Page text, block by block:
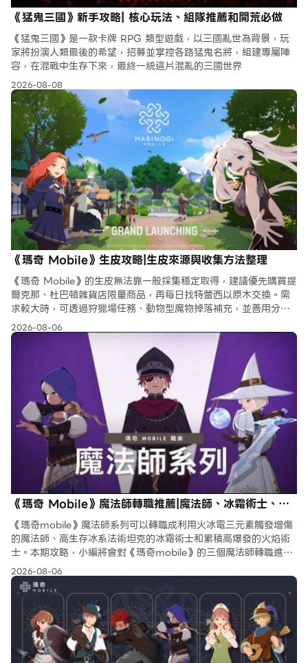
《猛鬼三國》新手攻略| 核心玩法、組隊推薦和開荒必做
《猛鬼三國》是一款卡牌 RPG 類型遊戲，以三國亂世為背景，玩
家將扮演人類最後的希望，招募並掌控各路猛鬼名將，組建專屬陣
容，在混戰中生存下來，最終一統這片混亂的三國世界
2026-08-08
《瑪奇 Mobile》生皮攻略|生皮來源與收集方法整理
《瑪奇 Mobile》的生皮無法靠一般採集穩定取得，建議優先購買提
爾克那、杜巴頓雜貨店限量商品，再每日找特蕾西以原木交換。需
求較大時，可透過狩獵場任務、動物型魔物掉落補充，並善用分身
放大固定收益。
2026-08-06
《瑪奇 Mobile》魔法師轉職推薦|魔法師、冰霜術士、火
焰術士玩法解析
《瑪奇mobile》魔法師系列可以轉職成利用火冰電三元素觸發增傷
的魔法師、高生存冰系法術坦克的冰霜術士和累積高爆發的火焰術
士。本期攻略，小編將會對《瑪奇mobile》的三個魔法師轉職進行
解析，希望能幫助玩家們選擇心儀的轉職方向。
2026-08-06